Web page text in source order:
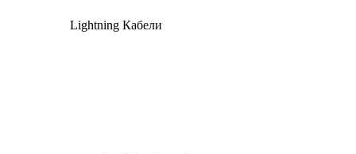
Lightning Кабели